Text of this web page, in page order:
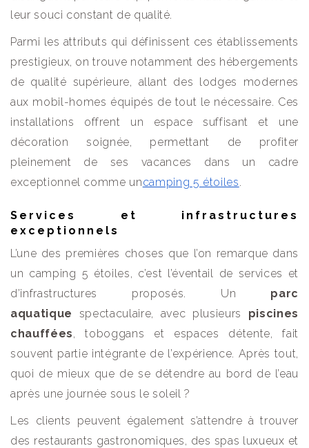
leur souci constant de qualité.
Parmi les attributs qui définissent ces établissements
prestigieux, on trouve notamment des hébergements
de qualité supérieure, allant des lodges modernes
aux mobil-homes équipés de tout le nécessaire. Ces
installations offrent un espace suffisant et une
décoration soignée, permettant de profiter
pleinement de ses vacances dans un cadre
exceptionnel comme uncamping 5 étoiles
Services et infrastructures
exceptionnels
L’une des premières choses que l’on remarque dans
un camping 5 étoiles, c’est l’éventail de services et
d’infrastructures proposés. Un parc
aquatique spectaculaire, avec plusieurs piscines
chauffées , toboggans et espaces détente, fait
souvent partie intégrante de l’expérience. Après tout,
quoi de mieux que de se détendre au bord de l’eau
après une journée sous le soleil ?
Les clients peuvent également s’attendre à trouver
des restaurants gastronomiques, des spas luxueux et